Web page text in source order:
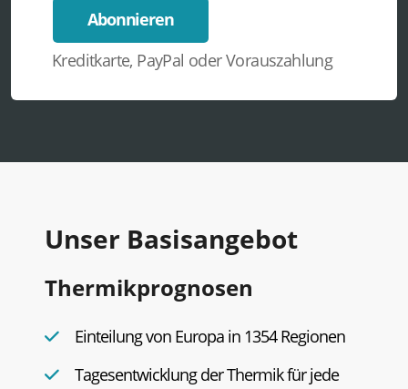
Abonnieren
Kreditkarte, PayPal oder Vorauszahlung
Unser Basisangebot
Thermikprognosen
Einteilung von Europa in 1354 Regionen
Tagesentwicklung der Thermik für jede